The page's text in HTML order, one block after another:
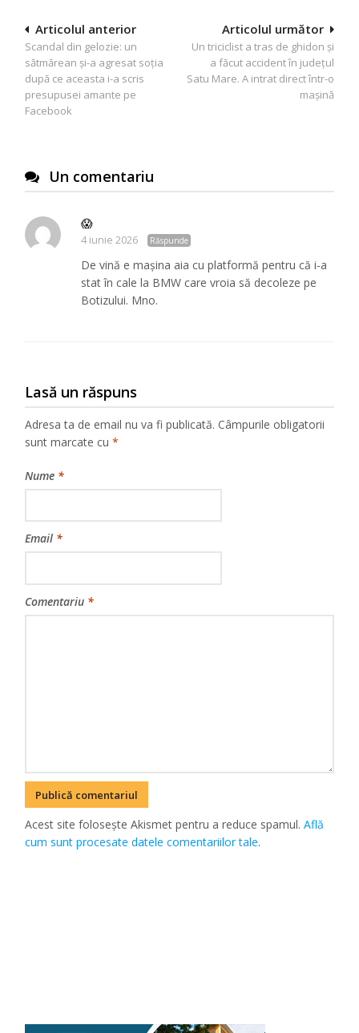
Navigare
în
articole
Articolul următor
Un triciclist a tras de ghidon și
a făcut accident în județul
Satu Mare. A intrat direct într-o
mașină
Articolul anterior
Scandal din gelozie: un
sătmărean și-a agresat soția
după ce aceasta i-a scris
presupusei amante pe
Facebook
Un comentariu
😱
4 iunie 2026 Răspunde
De vină e mașina aia cu platformă pentru că i-a
stat în cale la BMW care vroia să decoleze pe
Botizului. Mno.
Lasă un răspuns
Adresa ta de email nu va fi publicată. Câmpurile obligatorii
sunt marcate cu*
Nume *
Email *
Comentariu *
Acest site folosește Akismet pentru a reduce spamul.Află
cum sunt procesate datele comentariilor tale.